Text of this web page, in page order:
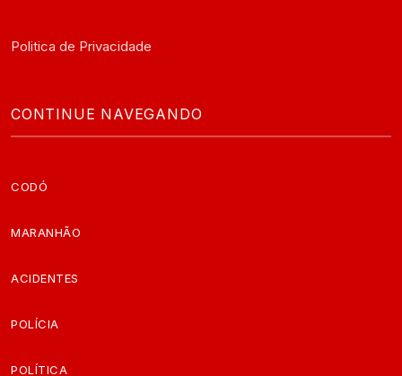
Politica de Privacidade
CONTINUE NAVEGANDO
CODÓ
MARANHÃO
ACIDENTES
POLÍCIA
POLÍTICA